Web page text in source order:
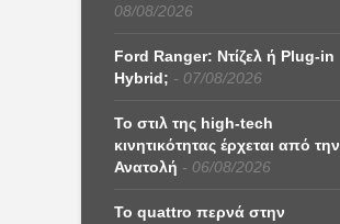
08/08/2026
Ford Ranger: Ντίζελ ή Plug-in
Hybrid;
07/08/2026
Το στιλ της high-tech
κινητικότητας έρχεται από την
Ανατολή
06/08/2026
Το quattro περνά στην